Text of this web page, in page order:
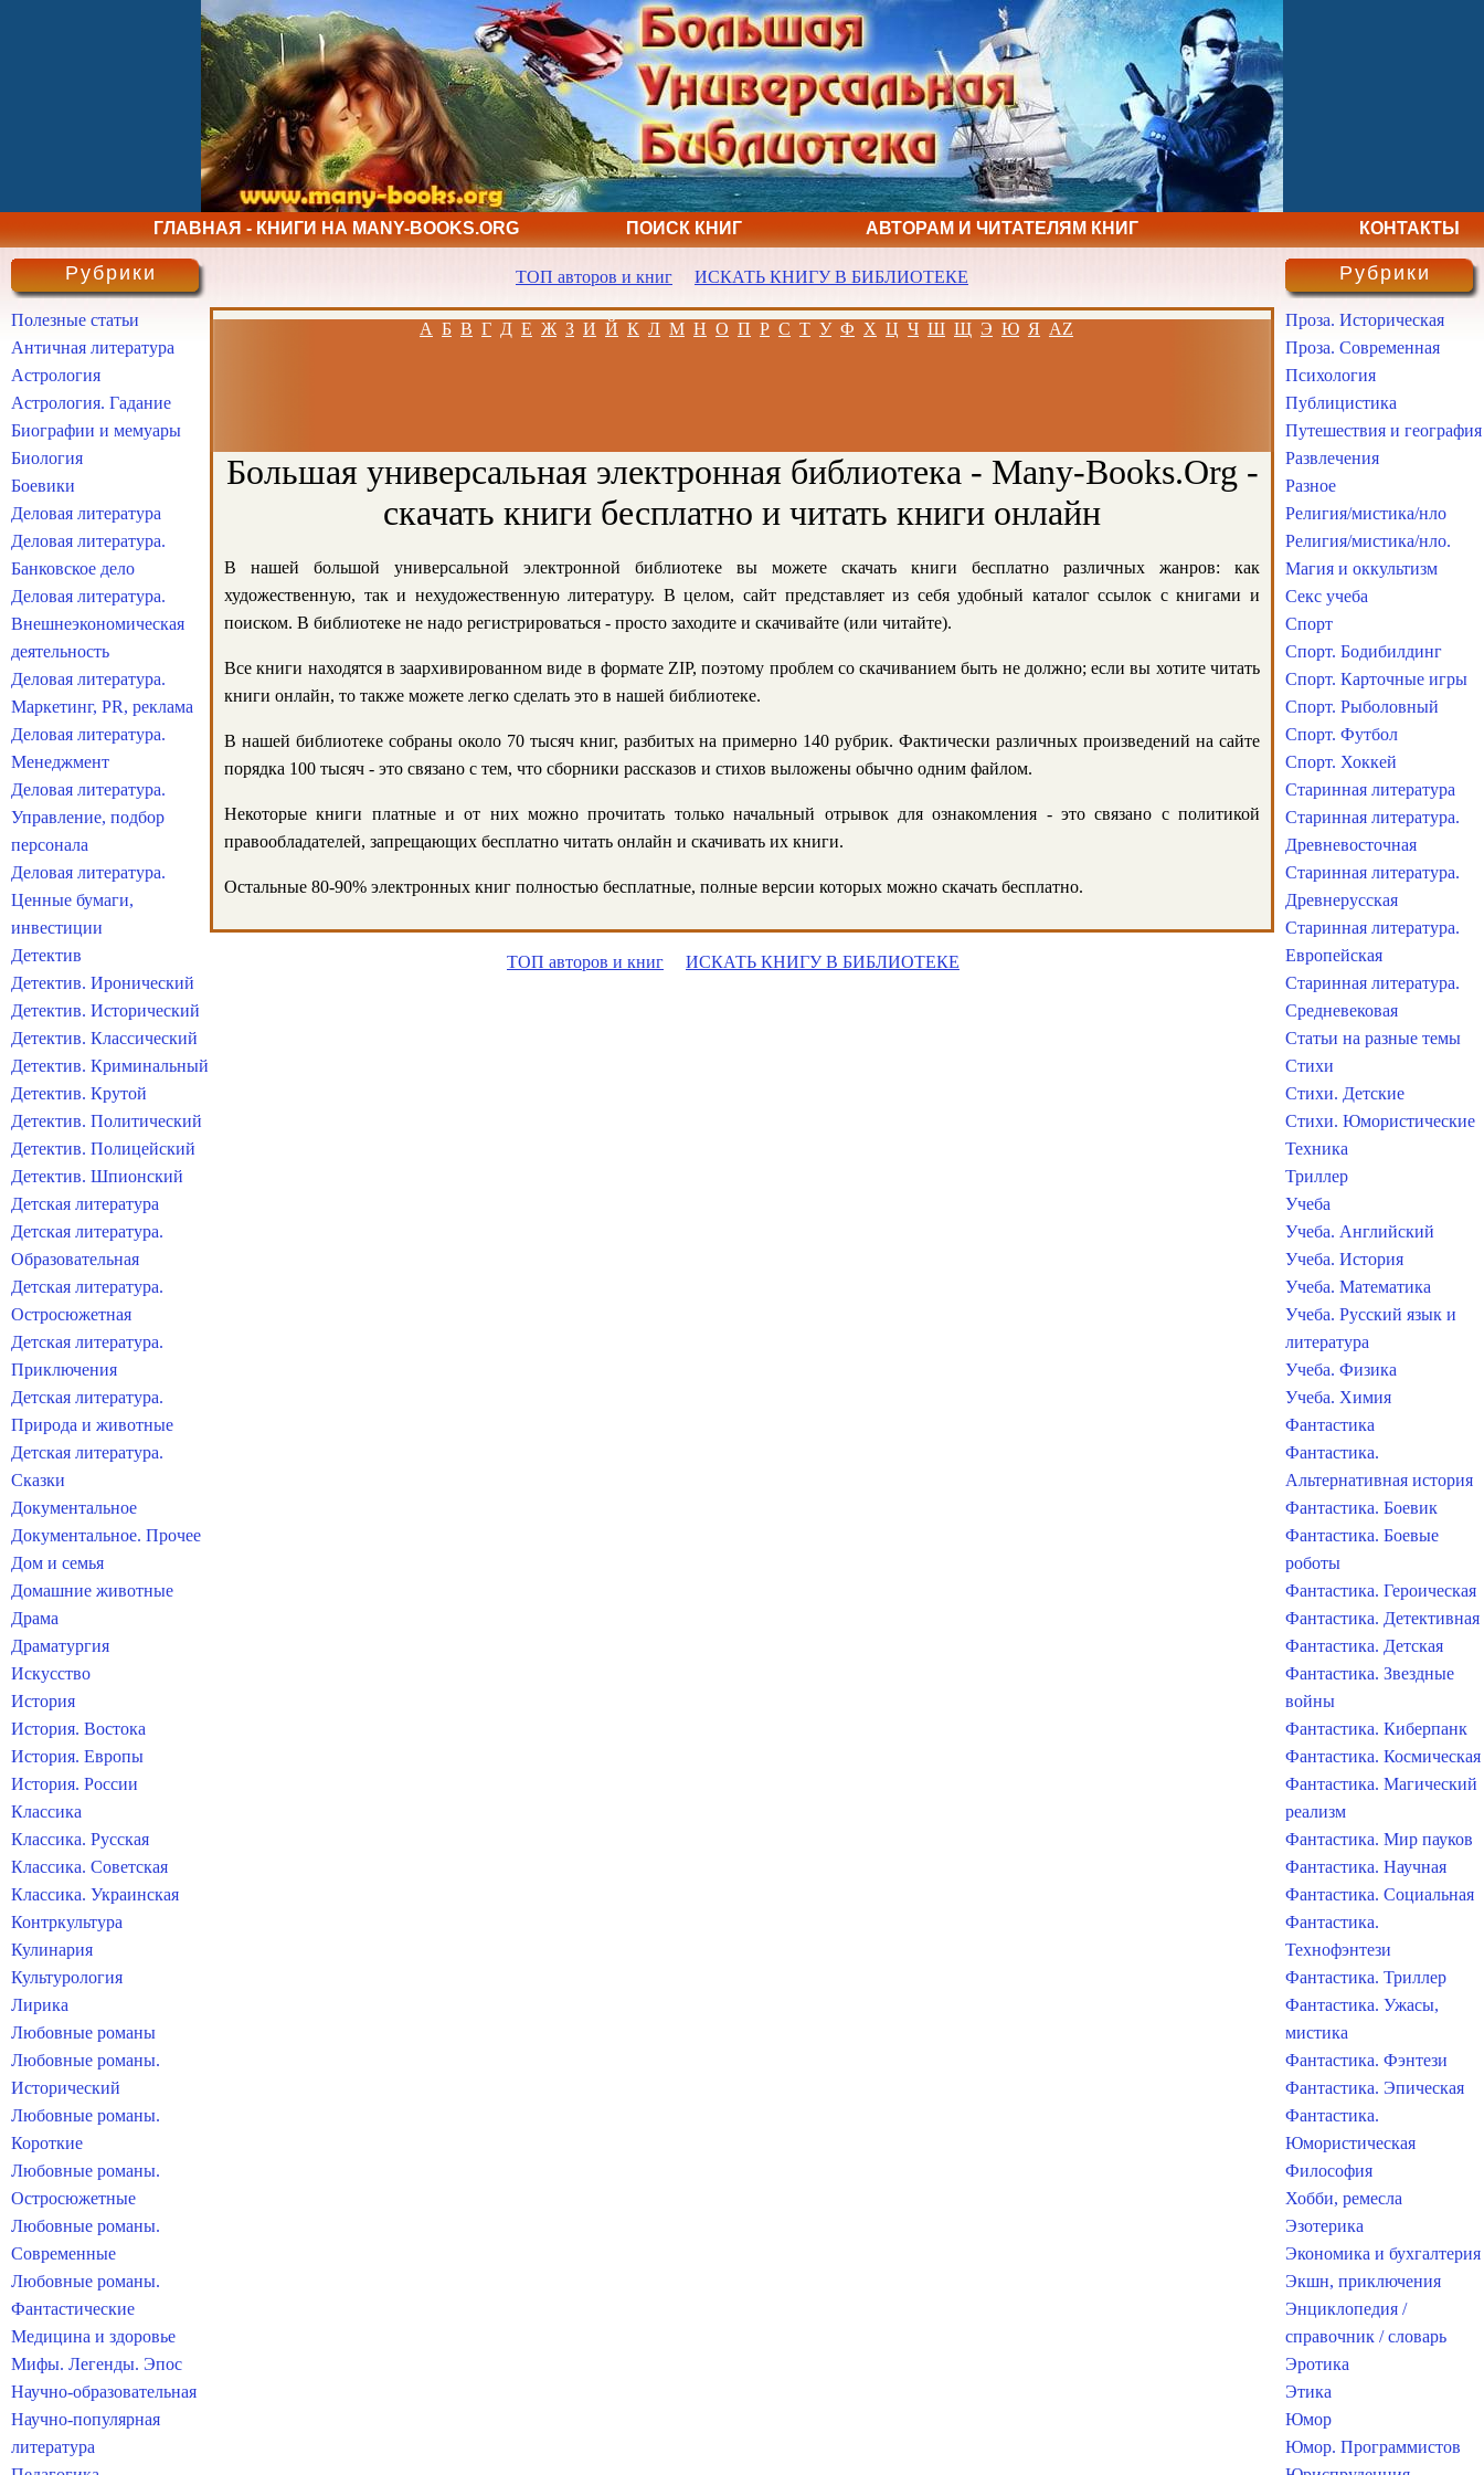
ГЛАВНАЯ - КНИГИ НА MANY-BOOKS.ORG ПОИСК КНИГ АВТОРАМ И ЧИТАТЕЛЯМ КНИГ КОНТАКТЫ
ТОП авторов и книг ИСКАТЬ КНИГУ В БИБЛИОТЕКЕ
А Б В Г Д Е Ж З И Й К Л М Н О П Р С Т У Ф Х Ц Ч Ш Щ Э Ю Я AZ
Большая универсальная электронная библиотека - Many-Books.Org -
скачать книги бесплатно и читать книги онлайн
В нашей большой универсальной электронной библиотеке вы можете скачать книги бесплатно различных жанров: как
художественную, так и нехудожественную литературу. В целом, сайт представляет из себя удобный каталог ссылок с книгами и
поиском. В библиотеке не надо регистрироваться - просто заходите и скачивайте (или читайте).
Все книги находятся в заархивированном виде в формате ZIP, поэтому проблем со скачиванием быть не должно; если вы хотите читать
книги онлайн, то также можете легко сделать это в нашей библиотеке.
В нашей библиотеке собраны около 70 тысяч книг, разбитых на примерно 140 рубрик. Фактически различных произведений на сайте
порядка 100 тысяч - это связано с тем, что сборники рассказов и стихов выложены обычно одним файлом.
Некоторые книги платные и от них можно прочитать только начальный отрывок для ознакомления - это связано с политикой
правообладателей, запрещающих бесплатно читать онлайн и скачивать их книги.
Остальные 80-90% электронных книг полностью бесплатные, полные версии которых можно скачать бесплатно.
ТОП авторов и книг ИСКАТЬ КНИГУ В БИБЛИОТЕКЕ
Рубрики
Полезные статьи
Античная литература
Астрология
Астрология. Гадание
Биографии и мемуары
Биология
Боевики
Деловая литература
Деловая литература.
Банковское дело
Деловая литература.
Внешнеэкономическая
деятельность
Деловая литература.
Маркетинг, PR, реклама
Деловая литература.
Менеджмент
Деловая литература.
Управление, подбор
персонала
Деловая литература.
Ценные бумаги,
инвестиции
Детектив
Детектив. Иронический
Детектив. Исторический
Детектив. Классический
Детектив. Криминальный
Детектив. Крутой
Детектив. Политический
Детектив. Полицейский
Детектив. Шпионский
Детская литература
Детская литература.
Образовательная
Детская литература.
Остросюжетная
Детская литература.
Приключения
Детская литература.
Природа и животные
Детская литература.
Сказки
Документальное
Документальное. Прочее
Дом и семья
Домашние животные
Драма
Драматургия
Искусство
История
История. Востока
История. Европы
История. России
Классика
Классика. Русская
Классика. Советская
Классика. Украинская
Контркультура
Кулинария
Культурология
Лирика
Любовные романы
Любовные романы.
Исторический
Любовные романы.
Короткие
Любовные романы.
Остросюжетные
Любовные романы.
Современные
Любовные романы.
Фантастические
Медицина и здоровье
Мифы. Легенды. Эпос
Научно-образовательная
Научно-популярная
литература
Рубрики
Проза. Историческая
Проза. Современная
Психология
Публицистика
Путешествия и география
Развлечения
Разное
Религия/мистика/нло
Религия/мистика/нло.
Магия и оккультизм
Секс учеба
Спорт
Спорт. Бодибилдинг
Спорт. Карточные игры
Спорт. Рыболовный
Спорт. Футбол
Спорт. Хоккей
Старинная литература
Старинная литература.
Древневосточная
Старинная литература.
Древнерусская
Старинная литература.
Европейская
Старинная литература.
Средневековая
Статьи на разные темы
Стихи
Стихи. Детские
Стихи. Юмористические
Техника
Триллер
Учеба
Учеба. Английский
Учеба. История
Учеба. Математика
Учеба. Русский язык и
литература
Учеба. Физика
Учеба. Химия
Фантастика
Фантастика.
Альтернативная история
Фантастика. Боевик
Фантастика. Боевые
роботы
Фантастика. Героическая
Фантастика. Детективная
Фантастика. Детская
Фантастика. Звездные
войны
Фантастика. Киберпанк
Фантастика. Космическая
Фантастика. Магический
реализм
Фантастика. Мир пауков
Фантастика. Научная
Фантастика. Социальная
Фантастика.
Технофэнтези
Фантастика. Триллер
Фантастика. Ужасы,
мистика
Фантастика. Фэнтези
Фантастика. Эпическая
Фантастика.
Юмористическая
Философия
Хобби, ремесла
Эзотерика
Экономика и бухгалтерия
Экшн, приключения
Энциклопедия /
справочник / словарь
Эротика
Этика
Юмор
Юмор. Программистов